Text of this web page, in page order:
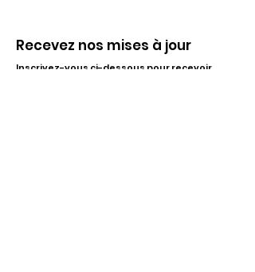
Recevez nos mises à jour
Inscrivez-vous ci-dessous pour recevoir